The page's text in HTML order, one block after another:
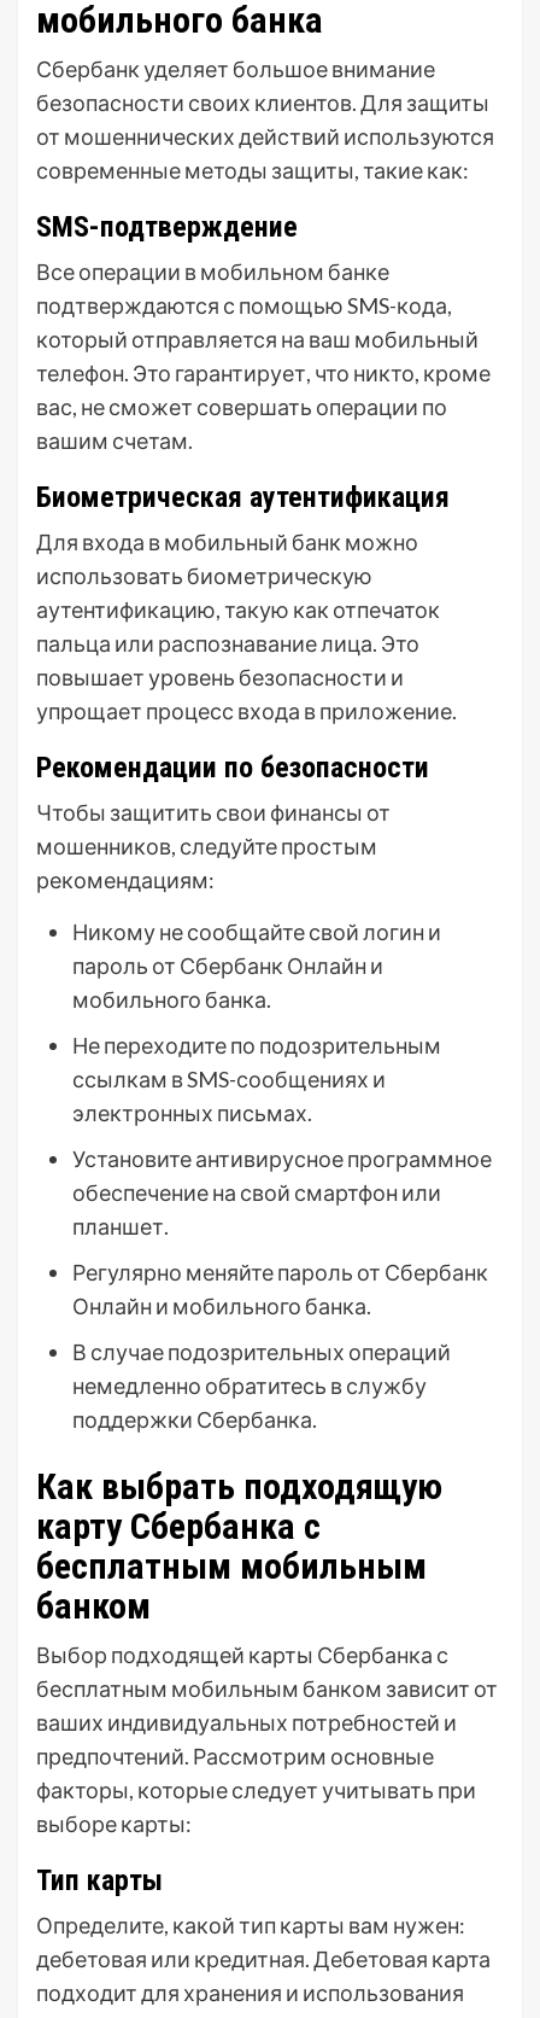
мобильного банка
Сбербанк уделяет большое внимание
безопасности своих клиентов. Для защиты
от мошеннических действий используются
современные методы защиты, такие как:
SMS-подтверждение
Все операции в мобильном банке
подтверждаются с помощью SMS-кода,
который отправляется на ваш мобильный
телефон. Это гарантирует, что никто, кроме
вас, не сможет совершать операции по
вашим счетам.
Биометрическая аутентификация
Для входа в мобильный банк можно
использовать биометрическую
аутентификацию, такую как отпечаток
пальца или распознавание лица. Это
повышает уровень безопасности и
упрощает процесс входа в приложение.
Рекомендации по безопасности
Чтобы защитить свои финансы от
мошенников, следуйте простым
рекомендациям:
Никому не сообщайте свой логин и
пароль от Сбербанк Онлайн и
мобильного банка.
Не переходите по подозрительным
ссылкам в SMS-сообщениях и
электронных письмах.
Установите антивирусное программное
обеспечение на свой смартфон или
планшет.
Регулярно меняйте пароль от Сбербанк
Онлайн и мобильного банка.
В случае подозрительных операций
немедленно обратитесь в службу
поддержки Сбербанка.
Как выбрать подходящую
карту Сбербанка с
бесплатным мобильным
банком
Выбор подходящей карты Сбербанка с
бесплатным мобильным банком зависит от
ваших индивидуальных потребностей и
предпочтений. Рассмотрим основные
факторы, которые следует учитывать при
выборе карты:
Тип карты
Определите, какой тип карты вам нужен:
дебетовая или кредитная. Дебетовая карта
подходит для хранения и использования